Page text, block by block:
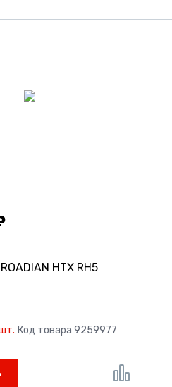
HTX RH5
Код товара 9259977